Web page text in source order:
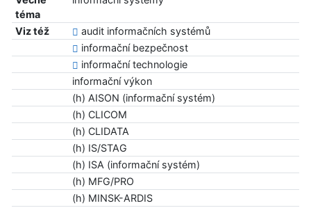
téma
Viz též
audit informačních systémů
informační bezpečnost
informační technologie
informační výkon
(h) AISON (informační systém)
(h) CLICOM
(h) CLIDATA
(h) IS/STAG
(h) ISA (informační systém)
(h) MFG/PRO
(h) MINSK-ARDIS